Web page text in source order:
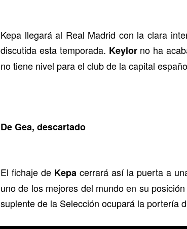
Kepa llegará al Real Madrid con la clara
discutida esta temporada. Keylorno ha
no tiene nivel para el club de la capital
De Gea, descartado
El fichaje de Kepa cerrará así la puerta a
uno de los mejores del mundo en su
suplente de la Selección ocupará la portería